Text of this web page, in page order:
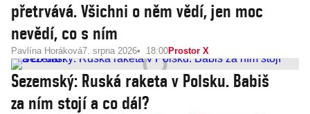
přetrvává. Všichni o něm vědí, jen moc
nevědí, co s ním
Pavlína Horáková7. srpna 2026 18:00Prostor X
Sezemský: Ruská raketa v Polsku. Babiš
za ním stojí a co dál?